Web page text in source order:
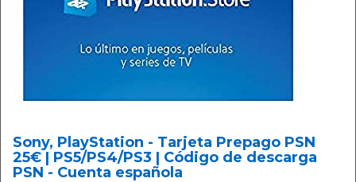
Sony, PlayStation - Tarjeta Prepago PSN
25€ | PS5/PS4/PS3 | Código de descarga
PSN - Cuenta española